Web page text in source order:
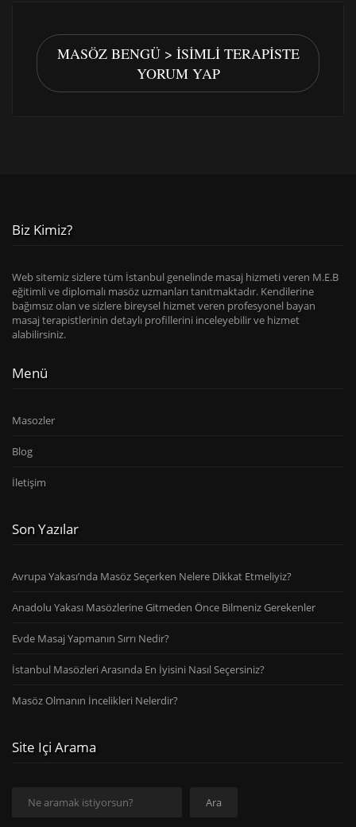
MASÖZ BENGÜ > İSIMLI TERAPISTE
YORUM YAP
Biz Kimiz?
Web sitemiz sizlere tüm İstanbul genelinde masaj hizmeti veren M.E.B
eğitimli ve diplomalı masöz uzmanları tanıtmaktadır. Kendilerine
bağımsız olan ve sizlere bireysel hizmet veren profesyonel bayan
masaj terapistlerinin detaylı profillerini inceleyebilir ve hizmet
alabilirsiniz.
Menü
Masozler
Blog
İletişim
Son Yazılar
Avrupa Yakası’nda Masöz Seçerken Nelere Dikkat Etmeliyiz?
Anadolu Yakası Masözlerine Gitmeden Önce Bilmeniz Gerekenler
Evde Masaj Yapmanın Sırrı Nedir?
İstanbul Masözleri Arasında En İyisini Nasıl Seçersiniz?
Masöz Olmanın İncelikleri Nelerdir?
Site Içi Arama
Ara